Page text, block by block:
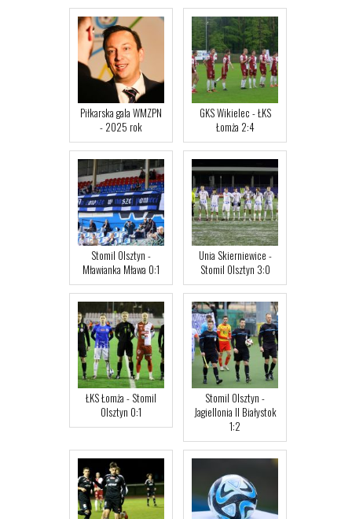
Piłkarska gala WMZPN
- 2025 rok
GKS Wikielec - ŁKS
Łomża 2:4
Stomil Olsztyn -
Mławianka Mława 0:1
Unia Skierniewice -
Stomil Olsztyn 3:0
ŁKS Łomża - Stomil
Olsztyn 0:1
Stomil Olsztyn -
Jagiellonia II Białystok
1:2